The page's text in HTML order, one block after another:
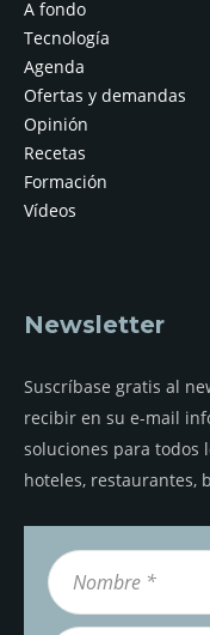
A fondo
Tecnología
Agenda
Ofertas y demandas
Opinión
Recetas
Formación
Vídeos
Newsletter
Suscríbase gratis al
recibir en su e-mail
soluciones para todos
hoteles, restaurantes,